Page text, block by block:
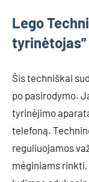
Lego
tyrinėtojas”
Šis techniškai
po pasirodymo.
tyrinėjimo
telefoną.
reguliuojamos
mėginiams